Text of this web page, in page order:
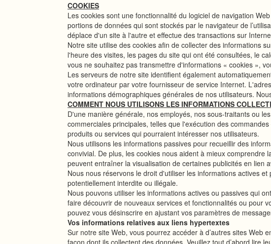
COOKIES
Les cookies sont une fonctionnalité du logiciel de navigation
portions de données qui sont stockés par le navigateur de
déplace d'un site à l'autre et effectue des transactions sur
Notre site utilise des cookies afin de collecter des informations
l'heure des visites, les pages du site qui ont été consultées, le
vous ne souhaitez pas transmettre d'informations « cookies »,
Les serveurs de notre site identifient également
votre ordinateur par votre fournisseur de service Internet.
informations démographiques générales de nos utilisateurs.
COMMENT NOUS UTILISONS LES INFORMATIONS
D'une manière générale, nos employés, nos sous-traitants ou
commerciales principales, telles que l'exécution des
produits ou services qui pourraient intéresser nos utilisateurs.
Nous utilisons les informations passives pour recueillir des
convivial. De plus, les cookies nous aident à mieux
peuvent entraîner la visualisation de certaines publicités en lien
Nous nous réservons le droit d'utiliser les informations actives
potentiellement interdite ou illégale.
Nous pouvons utiliser les informations actives ou passives qui
faire découvrir de nouveaux services et fonctionnalités ou pour
pouvez vous désinscrire en ajustant vos paramètres de
Vos informations relatives aux liens hypertextes
Sur notre site Web, vous pourrez accéder à d’autres sites Web
façon dont ils collectent des données. Veuillez tout d’abord lire